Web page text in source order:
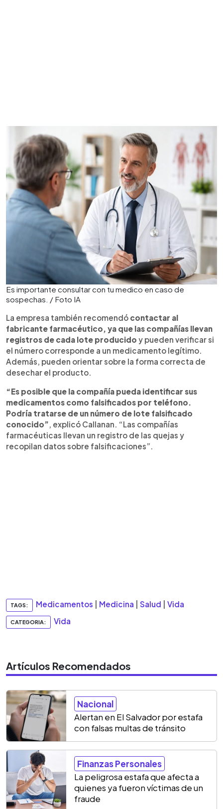
Es importante consultar con tu medico en caso de
sospechas. / Foto IA
La empresa también recomendó contactar al
fabricante farmacéutico, ya que las compañías llevan
registros de cada lote producido y pueden verificar si
el número corresponde a un medicamento legítimo.
Además, pueden orientar sobre la forma correcta de
desechar el producto.
“Es posible que la compañía pueda identificar sus
medicamentos como falsificados por teléfono.
Podría tratarse de un número de lote falsificado
conocido”, explicó Callanan. “Las compañías
farmacéuticas llevan un registro de las quejas y
recopilan datos sobre falsificaciones”.
TAGS: Medicamentos Medicina Salud Vida
CATEGORIA: Vida
Artículos Recomendados
Nacional
Alertan en El Salvador por estafa
con falsas multas de tránsito
Finanzas Personales
La peligrosa estafa que afecta a
quienes ya fueron víctimas de un
fraude